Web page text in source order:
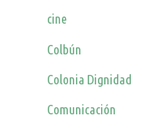
cine
Colbún
Colonia Dignidad
Comunicación